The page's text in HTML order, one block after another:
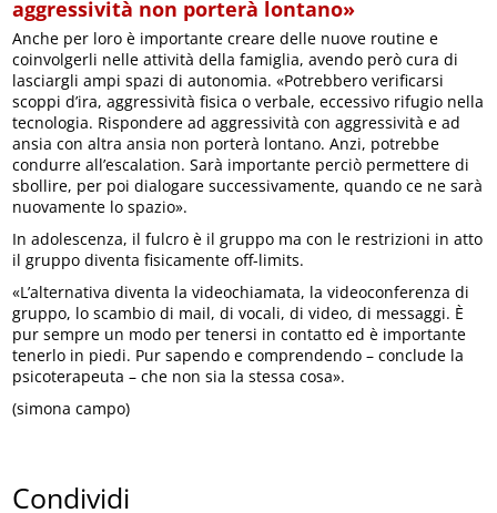
aggressività non porterà lontano»
Anche per loro è importante creare delle nuove routine e
coinvolgerli nelle attività della famiglia, avendo però cura di
lasciargli ampi spazi di autonomia. «Potrebbero verificarsi
scoppi d’ira, aggressività fisica o verbale, eccessivo rifugio nella
tecnologia. Rispondere ad aggressività con aggressività e ad
ansia con altra ansia non porterà lontano. Anzi, potrebbe
condurre all’escalation. Sarà importante perciò permettere di
sbollire, per poi dialogare successivamente, quando ce ne sarà
nuovamente lo spazio».
In adolescenza, il fulcro è il gruppo ma con le restrizioni in atto
il gruppo diventa fisicamente off-limits.
«L’alternativa diventa la videochiamata, la videoconferenza di
gruppo, lo scambio di mail, di vocali, di video, di messaggi. È
pur sempre un modo per tenersi in contatto ed è importante
tenerlo in piedi. Pur sapendo e comprendendo – conclude la
psicoterapeuta – che non sia la stessa cosa».
(simona campo)
Condividi